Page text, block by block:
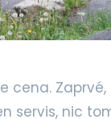
cena.
servis, nic